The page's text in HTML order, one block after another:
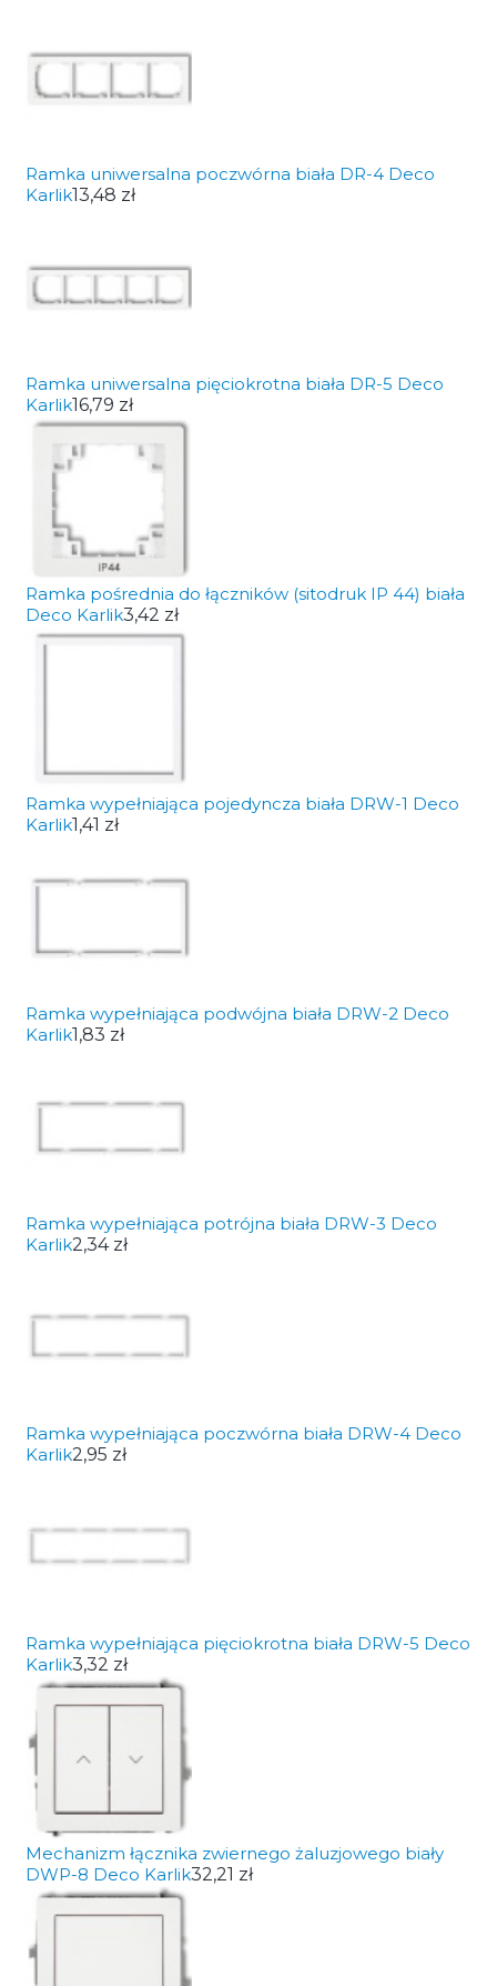
Ramka uniwersalna poczwórna biała DR-4 Deco
Karlik13,48 zł
Ramka uniwersalna pięciokrotna biała DR-5 Deco
Karlik16,79 zł
Ramka pośrednia do łączników (sitodruk IP 44) biała
Deco Karlik3,42 zł
Ramka wypełniająca pojedyncza biała DRW-1 Deco
Karlik1,41 zł
Ramka wypełniająca podwójna biała DRW-2 Deco
Karlik1,83 zł
Ramka wypełniająca potrójna biała DRW-3 Deco
Karlik2,34 zł
Ramka wypełniająca poczwórna biała DRW-4 Deco
Karlik2,95 zł
Ramka wypełniająca pięciokrotna biała DRW-5 Deco
Karlik3,32 zł
Mechanizm łącznika zwiernego żaluzjowego biały
DWP-8 Deco Karlik32,21 zł